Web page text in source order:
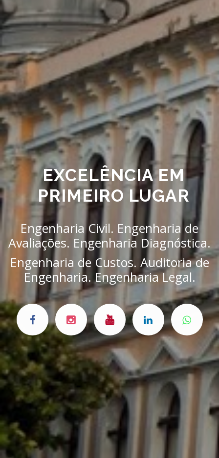
EXCELÊNCIA EM
PRIMEIRO LUGAR
Engenharia Civil. Engenharia de
Avaliações. Engenharia Diagnóstica.
Engenharia de Custos. Auditoria de
Engenharia. Engenharia Legal.